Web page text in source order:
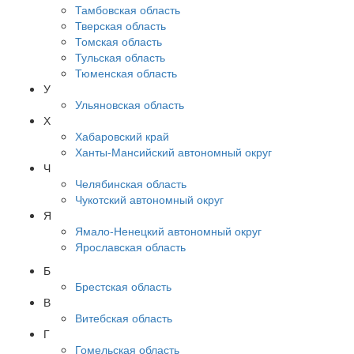
Тамбовская область
Тверская область
Томская область
Тульская область
Тюменская область
У
Ульяновская область
Х
Хабаровский край
Ханты-Мансийский автономный округ
Ч
Челябинская область
Чукотский автономный округ
Я
Ямало-Ненецкий автономный округ
Ярославская область
Б
Брестская область
В
Витебская область
Г
Гомельская область